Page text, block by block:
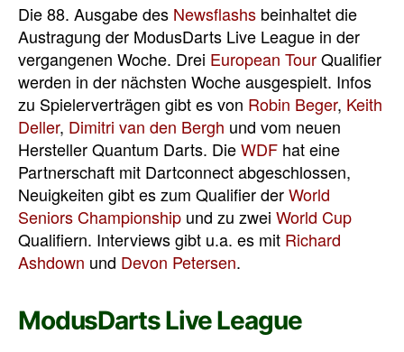
Die 88. Ausgabe des Newsflashs beinhaltet die
Austragung der ModusDarts Live League in der
vergangenen Woche. Drei European TourQualifier
werden in der nächsten Woche ausgespielt. Infos
zu Spielerverträgen gibt es von Robin Beger, Keith
Deller, Dimitri van den Bergh und vom neuen
Hersteller Quantum Darts. DieWDF hat eine
Partnerschaft mit Dartconnect abgeschlossen,
Neuigkeiten gibt es zum Qualifier derWorld
Seniors Championship und zu zwei World Cup
Qualifiern. Interviews gibt u.a. es mit Richard
Ashdown und Devon Petersen.
ModusDarts Live League